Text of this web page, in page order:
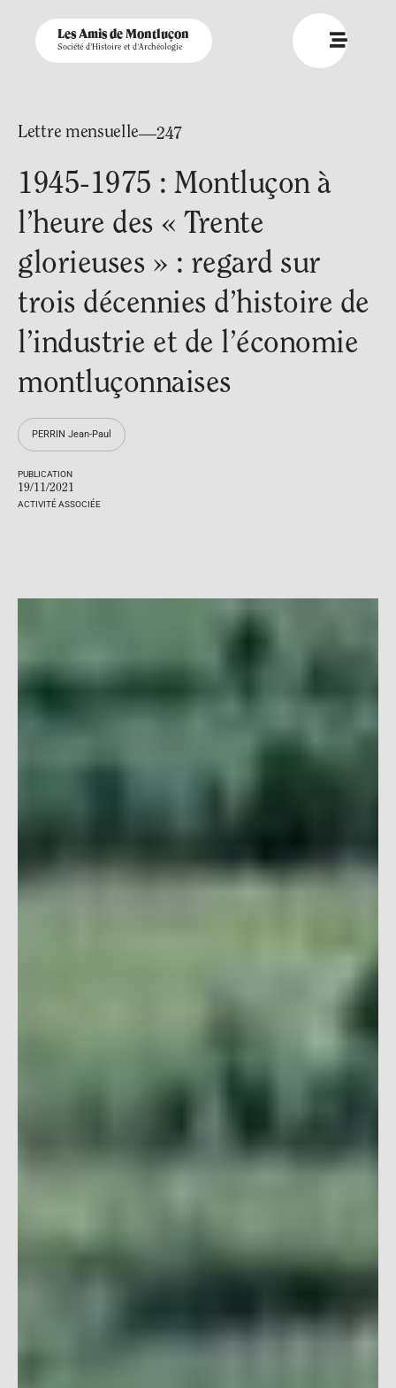
Les Amis de Montluçon
Société d'Histoire et d'Archéologie
Lettre mensuelle—247
1945-1975 : Montluçon à
l’heure des « Trente
glorieuses » : regard sur
trois décennies d’histoire de
l’industrie et de l’économie
montluçonnaises
PUBLICATION
19/11/2021
ACTIVITÉ ASSOCIÉE
PERRIN Jean-Paul